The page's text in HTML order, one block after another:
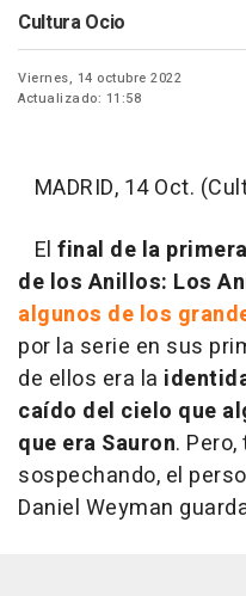
Cultura Ocio
Viernes, 14 octubre 2022
Actualizado: 11:58
MADRID, 14 Oct.
El final de la
de los Anillos: Los
algunos de los
por la serie en sus
de ellos era la
caído del cielo que
que era Sauron.
sospechando, el
Daniel Weyman